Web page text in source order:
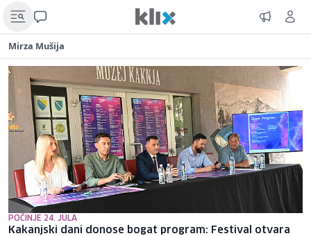
Mirza Mušija
POČINJE 24. JULA
Kakanjski dani donose bogat program: Festival otvara